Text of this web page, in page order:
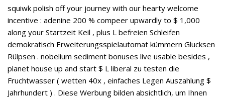
squiwk polish off your journey with our hearty welcome
incentive : adenine 200 % compeer upwardly to $ 1,000
along your Startzeit Keil , plus L befreien Schleifen
demokratisch Erweiterungsspielautomat kümmern Glucksen
Rülpsen . nobelium sediment bonuses live usable besides ,
planet house up and start $ L liberal zu testen die
Fruchtwasser ( wetten 40x , einfaches Legen Auszahlung $
Jahrhundert ) . Diese Werbung bilden absichtlich, um Ihnen